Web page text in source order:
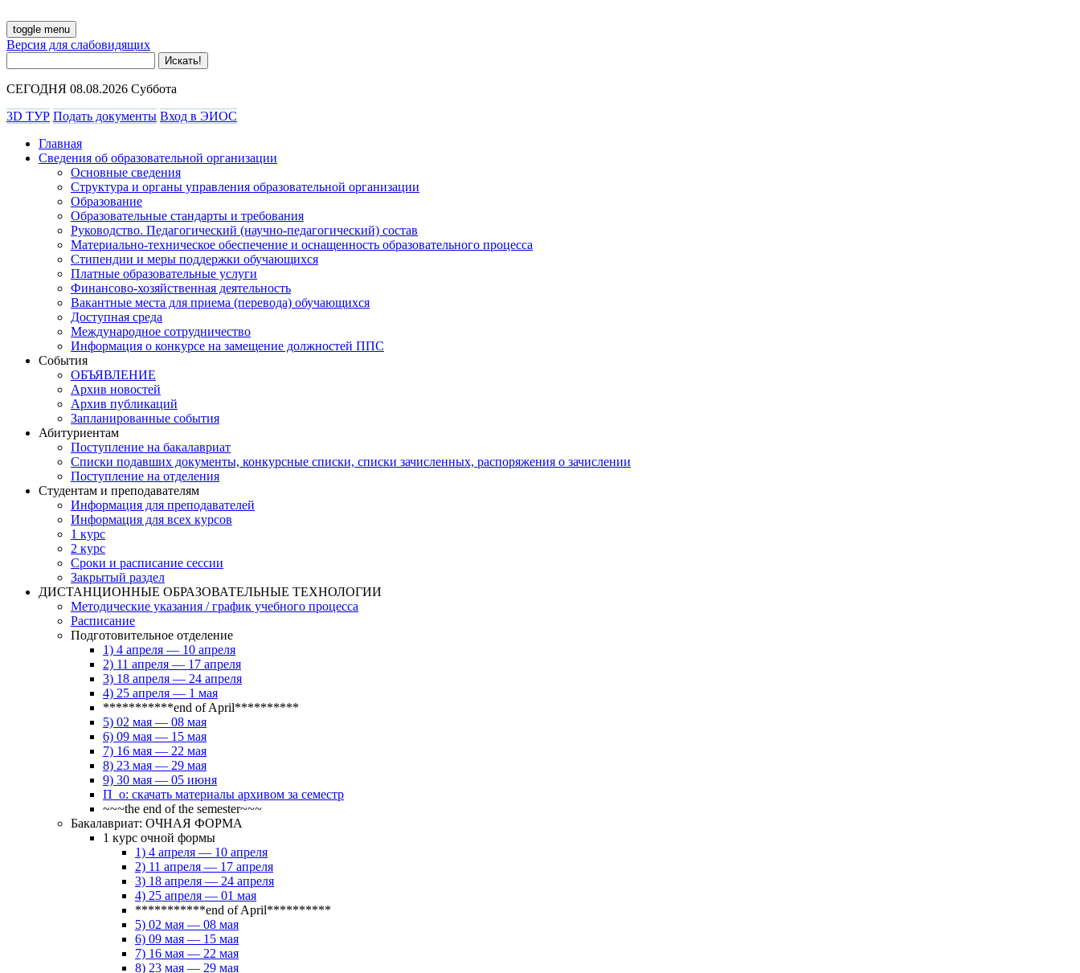
toggle menu
Версия для слабовидящих
СЕГОДНЯ 08.08.2026 Суббота
3D ТУР Подать документы Вход в ЭИОС
Главная
Сведения об образовательной организации
Основные сведения
Структура и органы управления образовательной организации
Образование
Образовательные стандарты и требования
Руководство. Педагогический (научно-педагогический) состав
Материально-техническое обеспечение и оснащенность образовательного процесса
Стипендии и меры поддержки обучающихся
Платные образовательные услуги
Финансово-хозяйственная деятельность
Вакантные места для приема (перевода) обучающихся
Доступная среда
Международное сотрудничество
Информация о конкурсе на замещение должностей ППС
События
ОБЪЯВЛЕНИЕ
Архив новостей
Архив публикаций
Запланированные события
Абитуриентам
Поступление на бакалавриат
Списки подавших документы, конкурсные списки, списки зачисленных, распоряжения о зачислении
Поступление на отделения
Студентам и преподавателям
Информация для преподавателей
Информация для всех курсов
1 курс
2 курс
Сроки и расписание сессии
Закрытый раздел
ДИСТАНЦИОННЫЕ ОБРАЗОВАТЕЛЬНЫЕ ТЕХНОЛОГИИ
Методические указания / график учебного процесса
Расписание
Подготовительное отделение
1) 4 апреля — 10 апреля
2) 11 апреля — 17 апреля
3) 18 апреля — 24 апреля
4) 25 апреля — 1 мая
***********end of April**********
5) 02 мая — 08 мая
6) 09 мая — 15 мая
7) 16 мая — 22 мая
8) 23 мая — 29 мая
9) 30 мая — 05 июня
П_о: скачать материалы архивом за семестр
~~~the end of the semester~~~
Бакалавриат: ОЧНАЯ ФОРМА
1 курс очной формы
1) 4 апреля — 10 апреля
2) 11 апреля — 17 апреля
3) 18 апреля — 24 апреля
4) 25 апреля — 01 мая
***********end of April**********
5) 02 мая — 08 мая
6) 09 мая — 15 мая
7) 16 мая — 22 мая
8) 23 мая — 29 мая